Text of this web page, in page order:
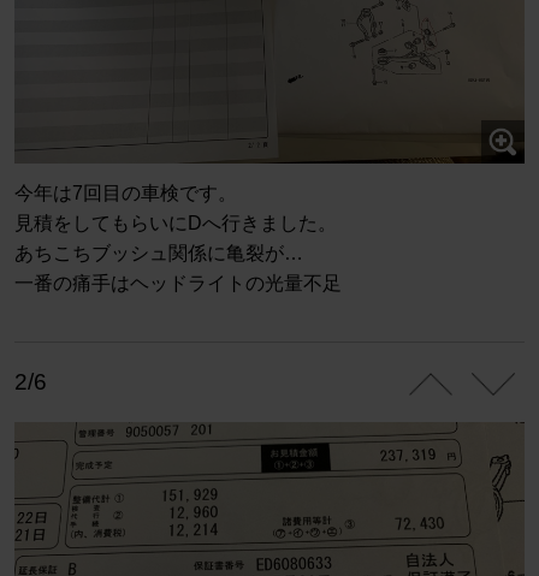
今年は7回目の車検です。
見積をしてもらいにDへ行きました。
あちこちブッシュ関係に亀裂が…
一番の痛手はヘッドライトの光量不足
2/6